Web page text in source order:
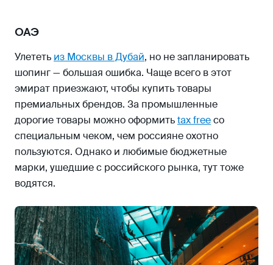
ОАЭ
Улететь из Москвы в Дубай, но не запланировать
шопинг — большая ошибка. Чаще всего в этот
эмират приезжают, чтобы купить товары
премиальных брендов. За промышленные
дорогие товары можно оформитьtax freeсо
специальным чеком, чем россияне охотно
пользуются. Однако и любимые бюджетные
марки, ушедшие с российского рынка, тут тоже
водятся.